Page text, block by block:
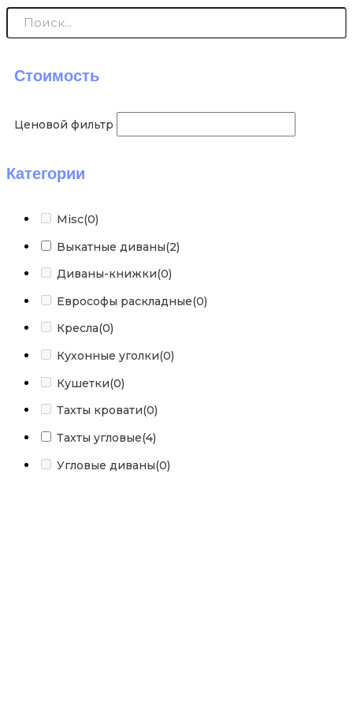
Стоимость
Ценовой фильтр
Категории
Misc(0)
Выкатные диваны(2)
Диваны-книжки(0)
Еврософы раскладные(0)
Кресла(0)
Кухонные уголки(0)
Кушетки(0)
Тахты кровати(0)
Тахты угловые(4)
Угловые диваны(0)